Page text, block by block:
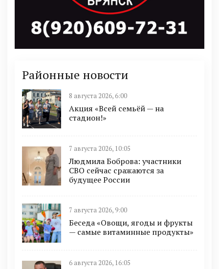
Районные новости
8 августа 2026, 6:00
Акция «Всей семьёй — на
стадион!»
7 августа 2026, 10:05
Людмила Боброва: участники
СВО сейчас сражаются за
будущее России
7 августа 2026, 9:00
Беседа «Овощи, ягоды и фрукты
— самые витаминные продукты»
6 августа 2026, 16:05